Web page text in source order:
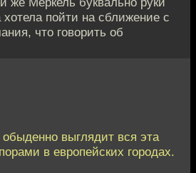
хотела пойти на сближение с
что говорить об
выглядит вся эта
в европейских городах.